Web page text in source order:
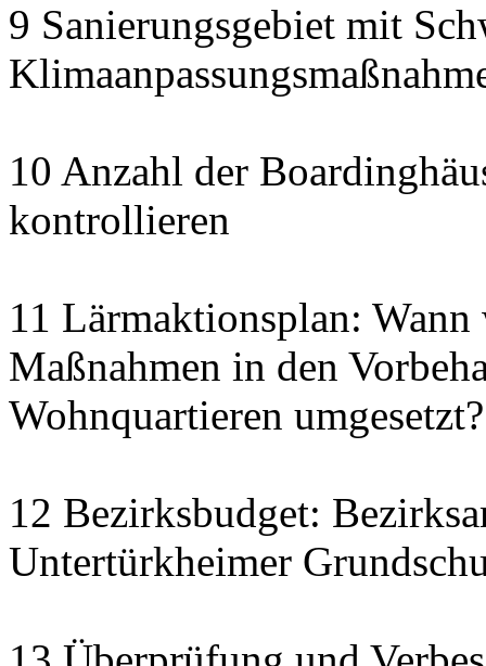
9 Sanierungsgebiet mit
10 Anzahl der
kontrollieren
11 Lärmaktionsplan:
Maßnahmen in den
Wohnquartieren umgesetzt?
12 Bezirksbudget:
Untertürkheimer